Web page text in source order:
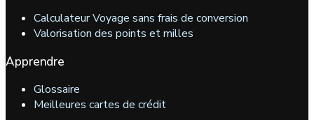
Calculateur Voyage sans frais de conversion
Valorisation des points et milles
Apprendre
Glossaire
Meilleures cartes de crédit